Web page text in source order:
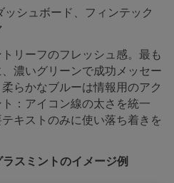
ッシュボード、フィンテック
リーフのフレッシュ感。最も
濃いグリーンで成功メッセー
らかなブルーは情報用のアク
：アイコン線の太さを統一
キストのみに使い落ち着きを
スミントのイメージ例